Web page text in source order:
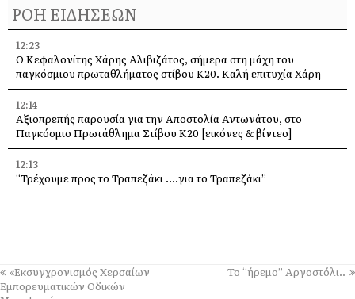
ΡΟΗ ΕΙΔΗΣΕΩΝ
12:23
Ο Κεφαλονίτης Χάρης Αλιβιζάτος, σήμερα στη μάχη του
παγκόσμιου πρωταθλήματος στίβου Κ20. Καλή επιτυχία Χάρη
12:14
Αξιοπρεπής παρουσία για την Αποστολία Αντωνάτου, στο
Παγκόσμιο Πρωτάθλημα Στίβου Κ20 [εικόνες & βίντεο]
12:13
“Τρέχουμε προς το Τραπεζάκι ….για το Τραπεζάκι”
11:09
Τα Τραυλιάτα γιόρτασαν τη Μεταμόρφωση του Σωτήρος
«Εκσυγχρονισμός Χερσαίων
Εμπορευματικών Οδικών
Το “ήρεμο” Αργοστόλι..